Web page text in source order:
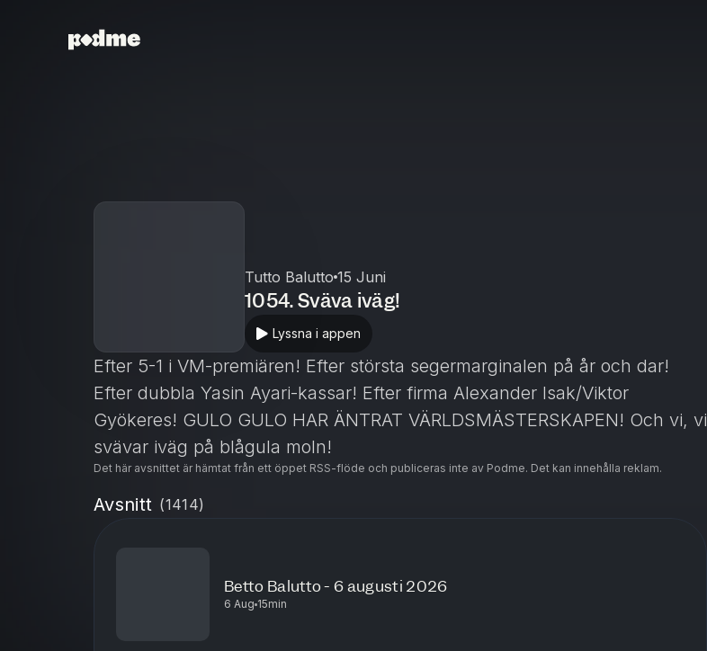
Tutto Balutto 15 Juni
1054. Sväva iväg!
Lyssna i appen
Efter 5-1 i VM-premiären! Efter största segermarginalen på år och dar!
Efter dubbla Yasin Ayari-kassar! Efter firma Alexander Isak/Viktor
Gyökeres! GULO GULO HAR ÄNTRAT VÄRLDSMÄSTERSKAPEN! Och vi, vi
svävar iväg på blågula moln!
Det här avsnittet är hämtat från ett öppet RSS-flöde och publiceras inte av Podme. Det kan innehålla reklam.
Avsnitt (1414)
Betto Balutto - 6 augusti 2026
6 Aug 15min